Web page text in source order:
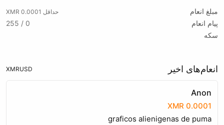
مبلغ انعام حداقل 0.0001 XMR
پیام انعام
0 / 255
سکه
انعام‌های اخیر USD
XMR
Anon
0.0001 XMR
graficos alienigenas de puma